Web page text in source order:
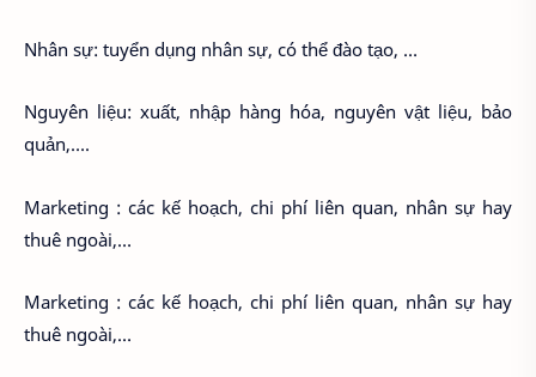
Nhân sự: tuyển dụng nhân sự, có thể đào tạo, …
Nguyên liệu: xuất, nhập hàng hóa, nguyên vật liệu, bảo
quản,….
Marketing : các kế hoạch, chi phí liên quan, nhân sự hay
thuê ngoài,…
Marketing : các kế hoạch, chi phí liên quan, nhân sự hay
thuê ngoài,…